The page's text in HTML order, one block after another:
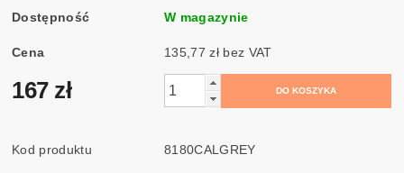
Dostępność W magazynie
Cena 135,77 zł bez VAT
167 zł
Kod produktu 8180CALGREY